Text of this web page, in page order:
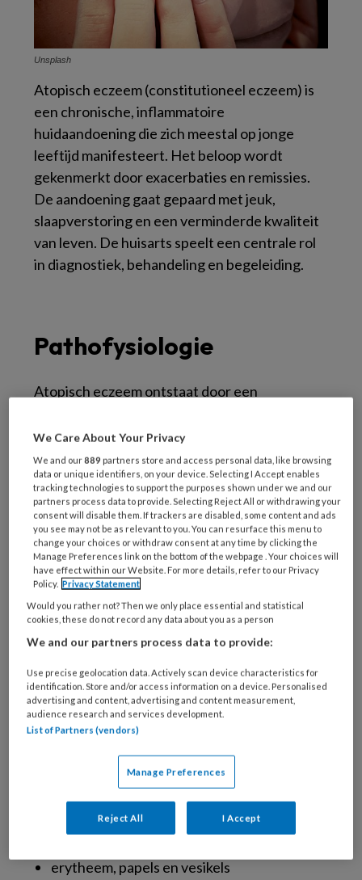
Unsplash
Atopisch eczeem (constitutioneel eczeem) is
een chronische, inflammatoire
huidaandoening die zich meestal op jonge
leeftijd manifesteert. Het beloop wordt
gekenmerkt door exacerbaties en remissies.
De aandoening gaat gepaard met jeuk,
slaapverstoring en een verminderde kwaliteit
van leven. De huisarts speelt een centrale rol
in diagnostiek, behandeling en begeleiding.
Pathofysiologie
Atopisch eczeem ontstaat door een
een verstoorde huidbarrière (onder andere
door filaggrinedefecten)
een verhoogde immuunreactiviteit (met
name Th2-gedreven ontsteking)
omgevingsinvloeden
Deze factoren leiden tot een verhoogde
gevoeligheid voor irritantia, allergenen en
micro-organismen.
Klinisch beeld
Zuigelingen en jonge kinderen
erytheem, papels en vesikels
We Care About Your Privacy
We and our889 partners store and access personal data, like browsing
data or unique identifiers, on your device. Selecting I Accept enables
tracking technologies to support the purposes shown under we and our
partners process data to provide. Selecting Reject All or withdrawing your
consent will disable them. If trackers are disabled, some content and ads
you see may not be as relevant to you. You can resurface this menu to
change your choices or withdraw consent at any time by clicking the
Manage Preferences link on the bottom of the webpage . Your choices will
have effect within our Website. For more details, refer to our Privacy
Policy. Privacy Statement
Would you rather not? Then we only place essential and statistical
cookies, these do not record any data about you as a person
We and our partners process data to provide:
Use precise geolocation data. Actively scan device characteristics for
identification. Store and/or access information on a device. Personalised
advertising and content, advertising and content measurement,
audience research and services development.
List of Partners (vendors)
Manage Preferences
Reject All I Accept